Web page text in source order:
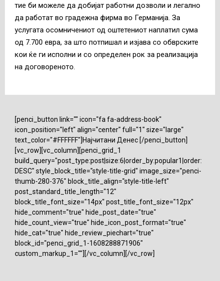
тие би можеле да добијат работни дозволи и легално
да работат во градежна фирма во Германија. За
услугата осомничениот од оштетениот наплатил сума
од 7.700 евра, за што потпишал и изјава со обврските
кои ќе ги исполни и со определен рок за реализација
на договореното.
[penci_button link="" icon="fa fa-address-book"
icon_position="left" align="center" full="1" size="large"
text_color="#FFFFFF"]Најчитани Денес [/penci_button]
[vc_row][vc_column][penci_grid_1
build_query="post_type:post|size:6|order_by:popular1|order:
DESC" style_block_title="style-title-grid" image_size="penci-
thumb-280-376" block_title_align="style-title-left"
post_standard_title_length="12"
block_title_font_size="14px" post_title_font_size="12px"
hide_comment="true" hide_post_date="true"
hide_count_view="true" hide_icon_post_format="true"
hide_cat="true" hide_review_piechart="true"
block_id="penci_grid_1-1608288871906"
custom_markup_1=""][/vc_column][/vc_row]